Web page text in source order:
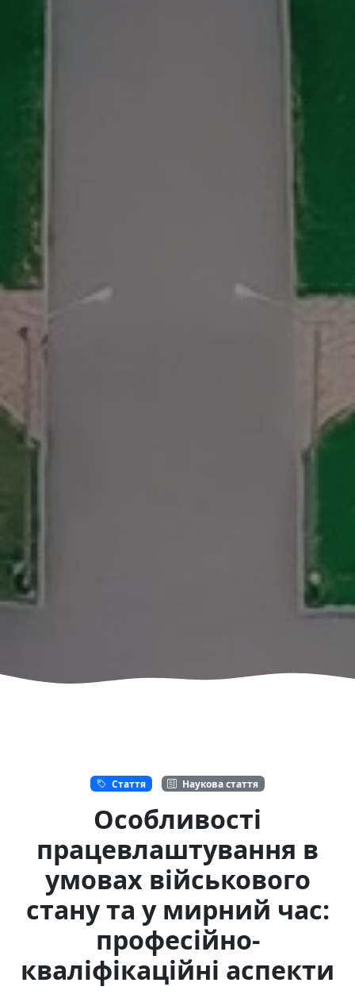
Стаття Наукова стаття
Особливості
працевлаштування в
умовах військового
стану та у мирний час:
професійно-
кваліфікаційні аспекти